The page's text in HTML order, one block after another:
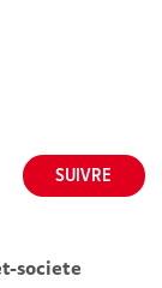
SUIVRE
societe